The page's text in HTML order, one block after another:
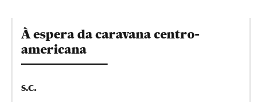
À espera da caravana centro-
americana
S.C.